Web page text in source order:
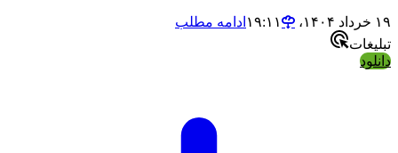
ادامه مطلب